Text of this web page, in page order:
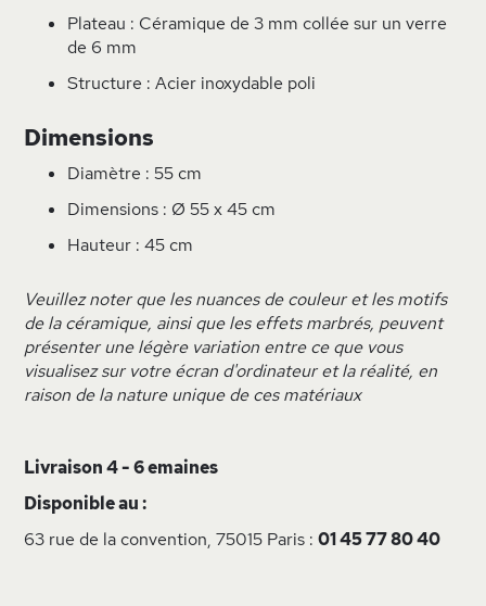
Plateau : Céramique de 3 mm collée sur un verre
de 6 mm
Structure : Acier inoxydable poli
Dimensions
Diamètre : 55 cm
Dimensions : Ø 55 x 45 cm
Hauteur : 45 cm
Veuillez noter que les nuances de couleur et les motifs
de la céramique, ainsi que les effets marbrés, peuvent
présenter une légère variation entre ce que vous
visualisez sur votre écran d'ordinateur et la réalité, en
raison de la nature unique de ces matériaux
Livraison 4 - 6 emaines
Disponible au :
63 rue de la convention, 75015 Paris : 01 45 77 80 40